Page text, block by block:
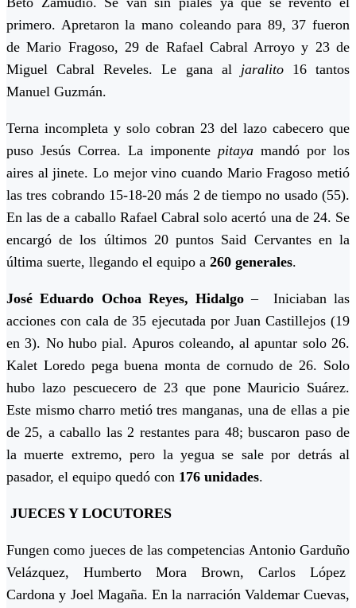
primero. Apretaron la mano coleando para 89, 37 fueron
de Mario Fragoso, 29 de Rafael Cabral Arroyo y 23 de
Miguel Cabral Reveles. Le gana al jaralito16 tantos
Manuel Guzmán.
Terna incompleta y solo cobran 23 del lazo cabecero que
puso Jesús Correa. La imponente pitaya mandó por los
aires al jinete. Lo mejor vino cuando Mario Fragoso metió
las tres cobrando 15-18-20 más 2 de tiempo no usado (55).
En las de a caballo Rafael Cabral solo acertó una de 24. Se
encargó de los últimos 20 puntos Said Cervantes en la
última suerte, llegando el equipo a 260 generales.
José Eduardo Ochoa Reyes, Hidalgo – Iniciaban las
acciones con cala de 35 ejecutada por Juan Castillejos (19
en 3). No hubo pial. Apuros coleando, al apuntar solo 26.
Kalet Loredo pega buena monta de cornudo de 26. Solo
hubo lazo pescuecero de 23 que pone Mauricio Suárez.
Este mismo charro metió tres manganas, una de ellas a pie
de 25, a caballo las 2 restantes para 48; buscaron paso de
la muerte extremo, pero la yegua se sale por detrás al
pasador, el equipo quedó con 176 unidades.
JUECES Y LOCUTORES
Fungen como jueces de las competencias Antonio Garduño
Velázquez, Humberto Mora Brown, Carlos López
Cardona y Joel Magaña. En la narración Valdemar Cuevas,